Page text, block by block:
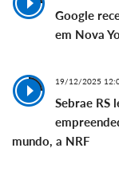
Google
em Nova
19/12/2025
Sebrae RS
mundo, a NRF